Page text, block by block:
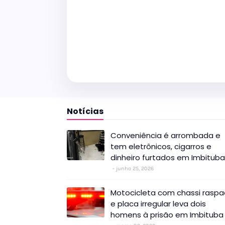
Notícias
Conveniência é arrombada e
tem eletrônicos, cigarros e
dinheiro furtados em Imbituba
junho 25, 2026
Motocicleta com chassi
e placa irregular leva dois
homens à prisão em Imbituba